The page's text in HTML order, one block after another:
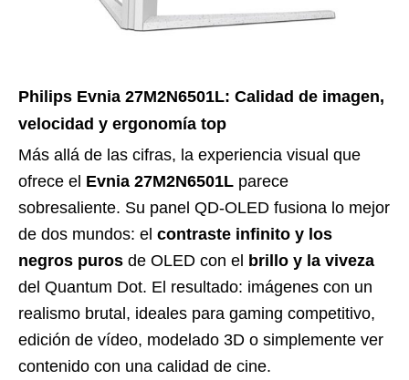
Philips Evnia 27M2N6501L: Calidad de imagen,
velocidad y ergonomía top
Más allá de las cifras, la experiencia visual que
ofrece el Evnia 27M2N6501L parece
sobresaliente. Su panel QD-OLED fusiona lo mejor
de dos mundos: el contraste infinito y los
negros puros de OLED con el brillo y la viveza
del Quantum Dot. El resultado: imágenes con un
realismo brutal, ideales para gaming competitivo,
edición de vídeo, modelado 3D o simplemente ver
contenido con una calidad de cine.